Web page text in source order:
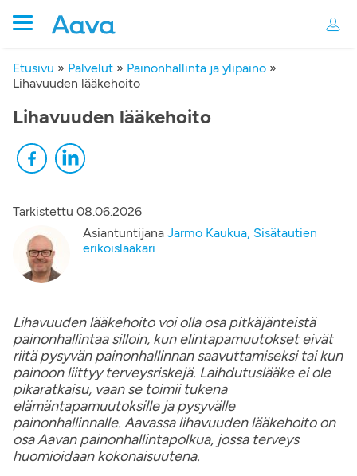
Etusivu » Palvelut » Painonhallinta ja ylipaino »
Lihavuuden lääkehoito
Lihavuuden lääkehoito
Tarkistettu 08.06.2026
Asiantuntijana Jarmo Kaukua, Sisätautien
erikoislääkäri
Lihavuuden lääkehoito voi olla osa pitkäjänteistä
painonhallintaa silloin, kun elintapamuutokset eivät
riitä pysyvän painonhallinnan saavuttamiseksi tai kun
painoon liittyy terveysriskejä. Laihdutuslääke ei ole
pikaratkaisu, vaan se toimii tukena
elämäntapamuutoksille ja pysyvälle
painonhallinnalle. Aavassa lihavuuden lääkehoito on
osa Aavan painonhallintapolkua, jossa terveys
huomioidaan kokonaisuutena.